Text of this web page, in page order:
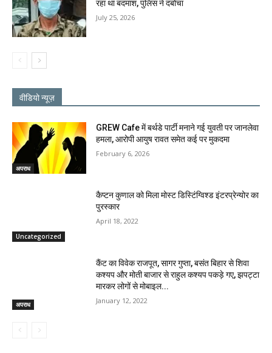
रहा था बदमाश, पुलिस ने दबोचा
July 25, 2026
वीडियो न्यूज़
अपराध
GREW Cafe में बर्थडे पार्टी मनाने गई युवती पर जानलेवा
हमला, आरोपी आयुष रावत समेत कई पर मुकदमा
February 6, 2026
Uncategorized
कैप्टन कुणाल को मिला मोस्ट डिस्टिंग्विश्ड इंटरप्रेन्योर का
पुरस्कार
April 18, 2022
अपराध
कैंट का विवेक राजपूत, सागर गुप्ता, बसंत बिहार से शिवा
कश्यप और मोती बाजार से राहुल कश्यप पकड़े गए, झपट्टा
मारकर लोगों से मोबाइल...
January 12, 2022